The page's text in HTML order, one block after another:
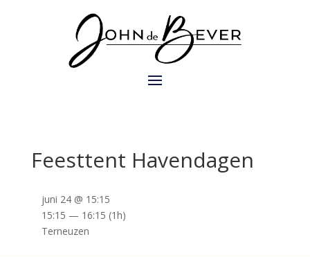
Feesttent Havendagen
juni 24 @ 15:15
15:15 — 16:15 (1h)
Terneuzen